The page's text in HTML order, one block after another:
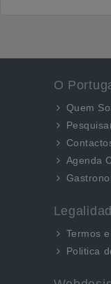
O
Quem
Agenda
Termos
Politica